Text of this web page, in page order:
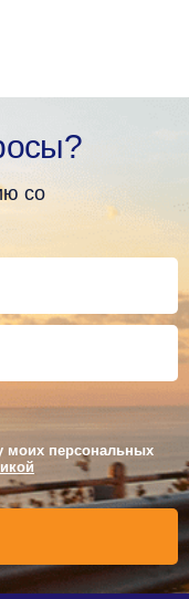
со
моих персональных